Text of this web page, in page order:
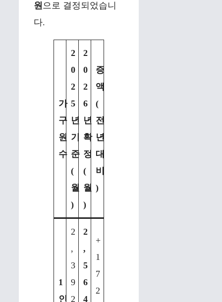
원으로 결정되었습니
다.
가
구
원
수
2
0
2
5
년
기
준
(
월
)
2
0
2
6
년
확
정
(
월
)
증
액
(
전
년
대
비
)
1
인
2
,
3
9
2
2
,
5
6
4
+
1
7
2